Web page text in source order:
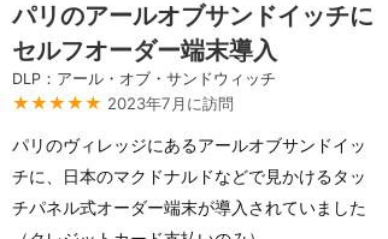
パリのアールオブサンドイッチに
セルフオーダー端末導入
DLP：アール・オブ・サンドウィッチ
★★★★★ 2023年7月に訪問
パリのヴィレッジにあるアールオブサンドイッ
チに、日本のマクドナルドなどで見かけるタッ
チパネル式オーダー端末が導入されていました